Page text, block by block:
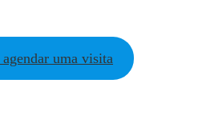
uma visita